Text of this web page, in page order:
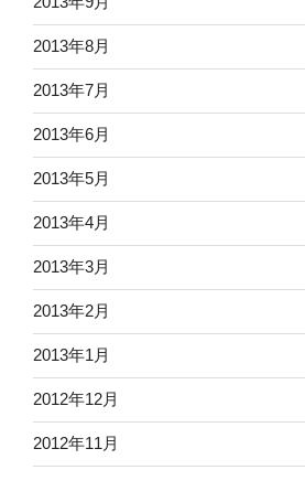
2013年8月
2013年7月
2013年6月
2013年5月
2013年4月
2013年3月
2013年2月
2013年1月
2012年12月
2012年11月